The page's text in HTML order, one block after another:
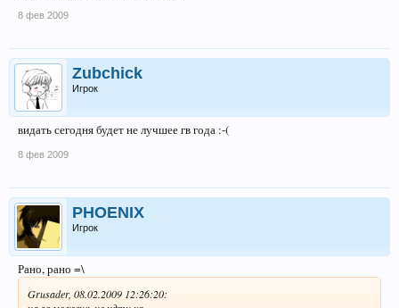
8 фев 2009
Zubchick
Игрок
видать сегодня будет не лучшее гв года :-(
8 фев 2009
PHOENIX
Игрок
Рано, рано =\
Grusader, 08.02.2009 12:26:20: